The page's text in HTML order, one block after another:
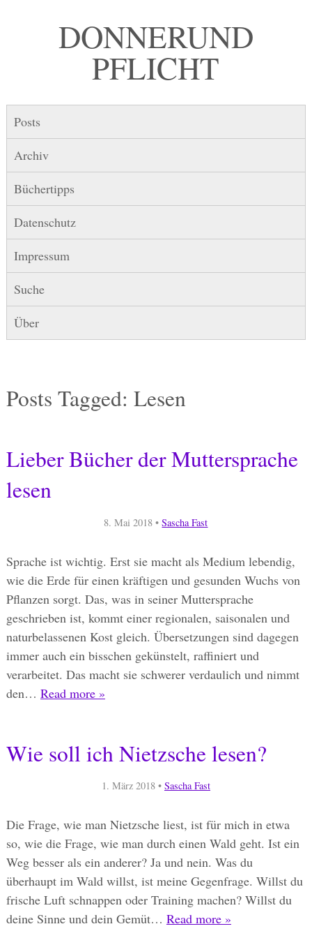
DONNER UND
PFLICHT
Posts
Archiv
Büchertipps
Datenschutz
Impressum
Suche
Über
Posts Tagged: Lesen
Lieber Bücher der Muttersprache
lesen
8. Mai 2018 •Sascha Fast
Sprache ist wichtig. Erst sie macht als Medium lebendig,
wie die Erde für einen kräftigen und gesunden Wuchs von
Pflanzen sorgt. Das, was in seiner Muttersprache
geschrieben ist, kommt einer regionalen, saisonalen und
naturbelassenen Kost gleich. Übersetzungen sind dagegen
immer auch ein bisschen gekünstelt, raffiniert und
verarbeitet. Das macht sie schwerer verdaulich und nimmt
den… Read more »
Wie soll ich Nietzsche lesen?
1. März 2018• Sascha Fast
Die Frage, wie man Nietzsche liest, ist für mich in etwa
so, wie die Frage, wie man durch einen Wald geht. Ist ein
Weg besser als ein anderer? Ja und nein. Was du
überhaupt im Wald willst, ist meine Gegenfrage. Willst du
frische Luft schnappen oder Training machen? Willst du
deine Sinne und dein Gemüt… Read more »